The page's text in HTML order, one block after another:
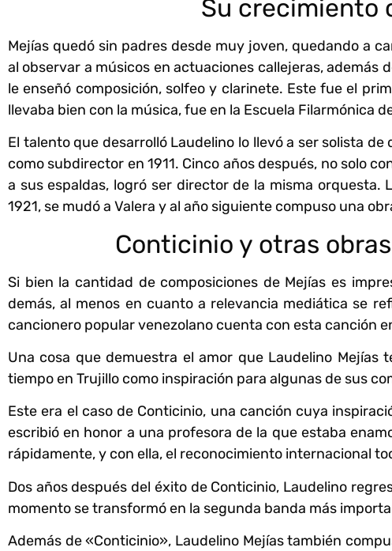
Su crecimiento
Mejías quedó sin padres desde muy joven, quedando a
al observar a músicos en actuaciones callejeras, además
le enseñó composición, solfeo y clarinete. Este fue el
llevaba bien con la música, fue en la Escuela Filarmónica
El talento que desarrolló Laudelino lo llevó a ser solista
como subdirector en 1911. Cinco años después, no solo
a sus espaldas, logró ser director de la misma
1921, se mudó a Valera y al año siguiente compuso una
Conticinio y otras
Si bien la cantidad de composiciones de Mejías es
demás, al menos en cuanto a relevancia mediática se
cancionero popular venezolano cuenta con esta canción
Una cosa que demuestra el amor que Laudelino
tiempo en Trujillo como inspiración para algunas de sus
Este era el caso de Conticinio, una canción cuya
escribió en honor a una profesora de la que estaba
rápidamente, y con ella, el reconocimiento internacional
Dos años después del éxito de Conticinio, Laudelino
momento se transformó en la segunda banda más
Además de «Conticinio», Laudelino Mejías también